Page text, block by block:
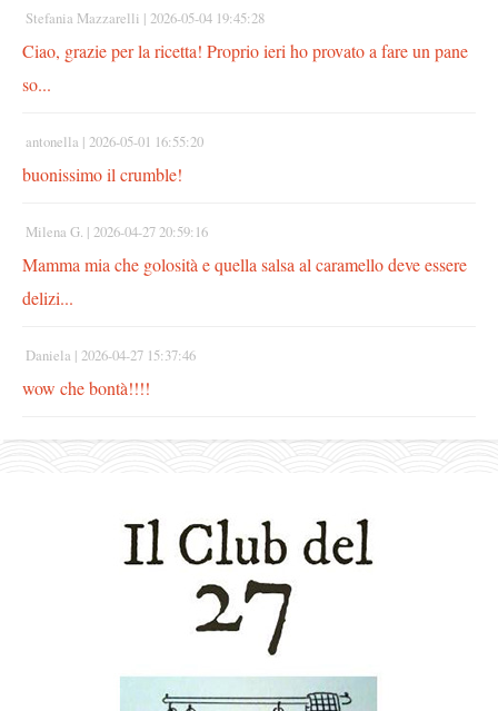
Stefania Mazzarelli | 2026-05-04 19:45:28
Ciao, grazie per la ricetta! Proprio ieri ho provato a fare un pane
so...
antonella | 2026-05-01 16:55:20
buonissimo il crumble!
Milena G. | 2026-04-27 20:59:16
Mamma mia che golosità e quella salsa al caramello deve essere
delizi...
Daniela | 2026-04-27 15:37:46
wow che bontà!!!!